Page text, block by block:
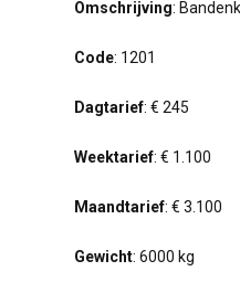
Omschrijving:
Code: 1201
Dagtarief: € 245
Weektarief: € 1.100
Maandtarief: € 3.100
Gewicht: 6000 kg